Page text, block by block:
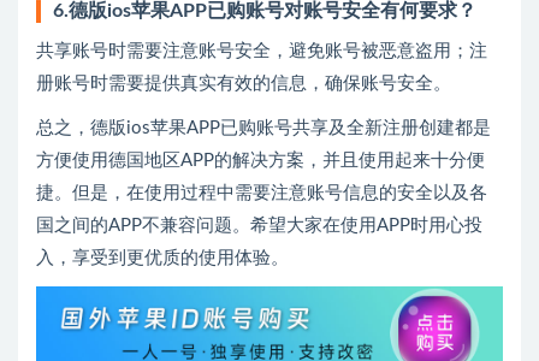
6.德版ios苹果APP已购账号对账号安全有何要求？
共享账号时需要注意账号安全，避免账号被恶意盗用；注
册账号时需要提供真实有效的信息，确保账号安全。
总之，德版ios苹果APP已购账号共享及全新注册创建都是
方便使用德国地区APP的解决方案，并且使用起来十分便
捷。但是，在使用过程中需要注意账号信息的安全以及各
国之间的APP不兼容问题。希望大家在使用APP时用心投
入，享受到更优质的使用体验。